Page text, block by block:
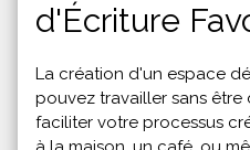
d'Écriture
La création d'un espace
pouvez travailler sans
faciliter votre processus